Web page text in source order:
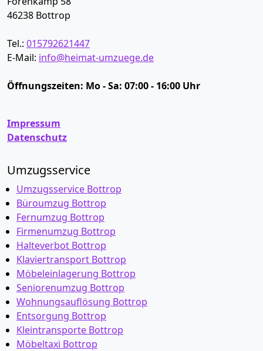
46238 Bottrop
Tel.: 015792621447
E-Mail: info@heimat-umzuege.de
Öffnungszeiten: Mo - Sa: 07:00 - 16:00 Uhr
Impressum
Datenschutz
Umzugsservice
Umzugsservice Bottrop
Büroumzug Bottrop
Fernumzug Bottrop
Firmenumzug Bottrop
Halteverbot Bottrop
Klaviertransport Bottrop
Möbeleinlagerung Bottrop
Seniorenumzug Bottrop
Wohnungsauflösung Bottrop
Entsorgung Bottrop
Kleintransporte Bottrop
Möbeltaxi Bottrop